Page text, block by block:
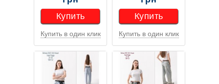
Купить
Купить
Купить в один клик
Купить
Купить
Купить в один клик